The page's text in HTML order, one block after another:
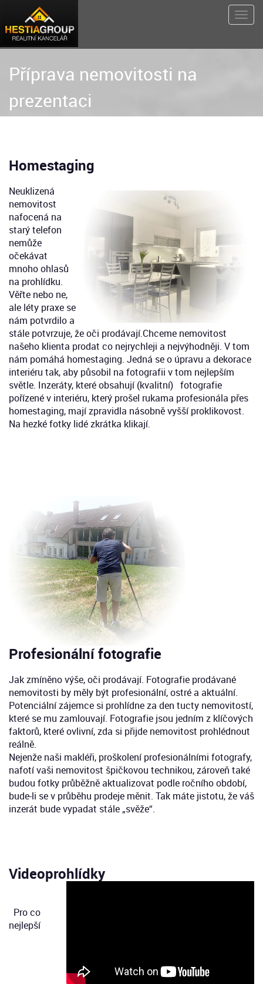
Příprava nemovitosti na
prezentaci
Homestaging
Neuklizená
nemovitost
nafocená na
starý telefon
nemůže
očekávat
mnoho ohlasů
na prohlídku.
Věřte nebo ne,
ale léty praxe se
nám potvrdilo a
stále potvrzuje, že oči prodávají.Chceme nemovitost
našeho klienta prodat co nejrychleji a nejvýhodněji. V tom
nám pomáhá homestaging. Jedná se o úpravu a dekorace
interiéru tak, aby působil na fotografii v tom nejlepším
světle. Inzeráty, které obsahují (kvalitní) fotografie
pořízené v interiéru, který prošel rukama profesionála přes
homestaging, mají zpravidla násobně vyšší proklikovost.
Na hezké fotky lidé zkrátka klikají.
Profesionální fotografie
Jak zmíněno výše, oči prodávají. Fotografie prodávané
nemovitosti by měly být profesionální, ostré a aktuální.
Potenciální zájemce si prohlídne za den tucty nemovitostí,
které se mu zamlouvají. Fotografie jsou jedním z klíčových
faktorů, které ovlivní, zda si přijde nemovitost prohlédnout
reálně.
Nejenže naši makléři, proškolení profesionálními fotografy,
nafotí vaši nemovitost špičkovou technikou, zároveň také
budou fotky průběžně aktualizovat podle ročního období,
bude-li se v průběhu prodeje měnit. Tak máte jistotu, že váš
inzerát bude vypadat stále „svěže“.
Videoprohlídky
Pro co
nejlepší